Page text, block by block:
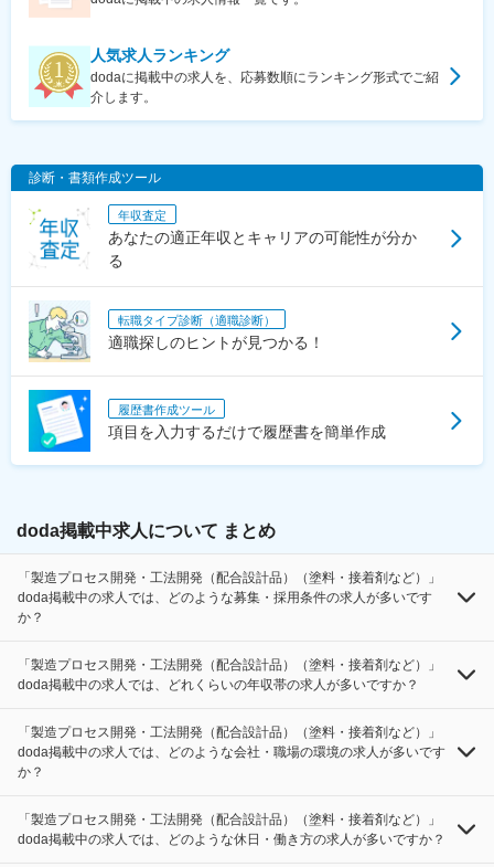
人気求人ランキング
dodaに掲載中の求人を、応募数順にランキング形式でご紹
介します。
診断・書類作成ツール
年収査定
あなたの適正年収とキャリアの可能性が分か
る
転職タイプ診断（適職診断）
適職探しのヒントが見つかる！
履歴書作成ツール
項目を入力するだけで履歴書を簡単作成
doda掲載中求人について まとめ
「製造プロセス開発・工法開発（配合設計品）（塗料・接着剤など）」
doda掲載中の求人では、どのような募集・採用条件の求人が多いです
か？
「製造プロセス開発・工法開発（配合設計品）（塗料・接着剤など）」
doda掲載中の求人では、どれくらいの年収帯の求人が多いですか？
「製造プロセス開発・工法開発（配合設計品）（塗料・接着剤など）」
doda掲載中の求人では、どのような会社・職場の環境の求人が多いです
か？
「製造プロセス開発・工法開発（配合設計品）（塗料・接着剤など）」
doda掲載中の求人では、どのような休日・働き方の求人が多いですか？